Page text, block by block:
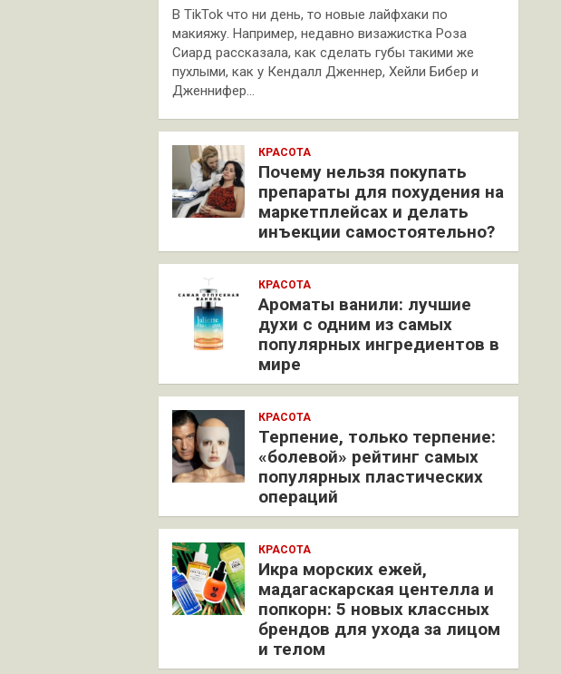
В TikTok что ни день, то новые лайфхаки по
макияжу. Например, недавно визажистка Роза
Сиард рассказала, как сделать губы такими же
пухлыми, как у Кендалл Дженнер, Хейли Бибер и
Дженнифер…
КРАСОТА
Почему нельзя покупать
препараты для похудения на
маркетплейсах и делать
инъекции самостоятельно?
КРАСОТА
Ароматы ванили: лучшие
духи с одним из самых
популярных ингредиентов в
мире
КРАСОТА
Терпение, только терпение:
«болевой» рейтинг самых
популярных пластических
операций
КРАСОТА
Икра морских ежей,
мадагаскарская центелла и
попкорн: 5 новых классных
брендов для ухода за лицом
и телом